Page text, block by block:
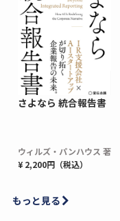
さよなら 統合報告書
ウィルズ・パンハウス 著
¥ 2,200円（税込）
もっと見る